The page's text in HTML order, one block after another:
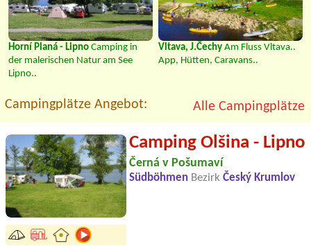
Horní Planá - Lipno Camping in
der malerischen Natur am See
Lipno..
Vltava, J.Čechy Am Fluss Vltava..
App, Hütten, Caravans..
Campingplätze Angebot: Alle Campingplätze
Camping Olšina - Lipno
Černá v Pošumaví
Südböhmen Bezirk Český Krumlov